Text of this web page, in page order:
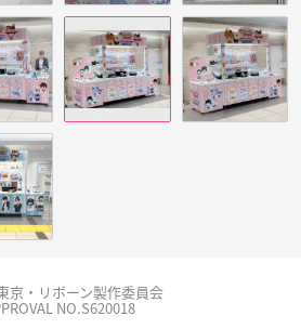
京・リボーン製作委員会
NO.S620018